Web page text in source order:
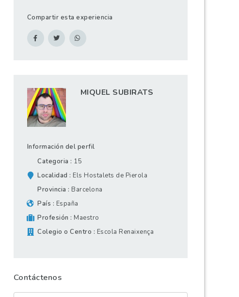
Compartir esta experiencia
MIQUEL SUBIRATS
Información del perfil
Categoria
15
Localidad
Els Hostalets de Pierola
Provincia
Barcelona
País
España
Profesión
Maestro
Colegio o Centro
Escola Renaixença
Contáctenos